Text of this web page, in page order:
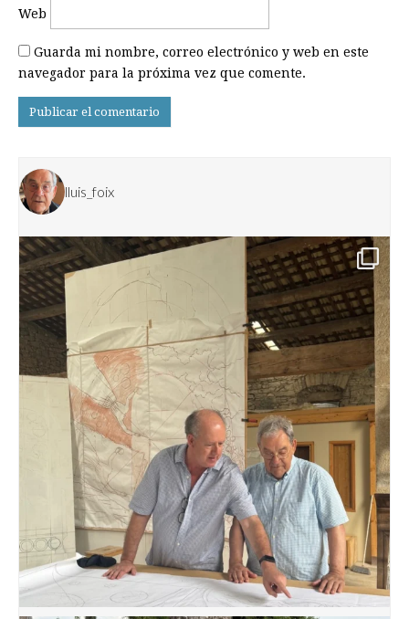
Web
Guarda mi nombre, correo electrónico y web en este
navegador para la próxima vez que comente.
lluis_foix